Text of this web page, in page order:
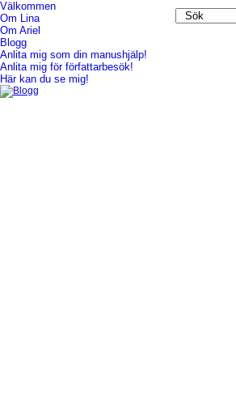
Välkommen
Om Lina
Om Ariel
Blogg
Anlita mig som din manushjälp!
Anlita mig för författarbesök!
Här kan du se mig!